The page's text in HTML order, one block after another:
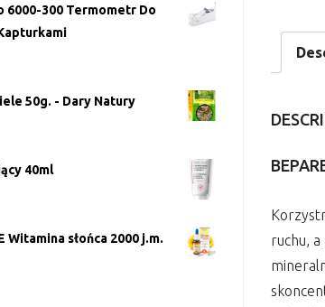
ruchu,
6000-300 Termometr Do
50g. - Dary Natury
40ml
Witamina słońca 2000 j.m.